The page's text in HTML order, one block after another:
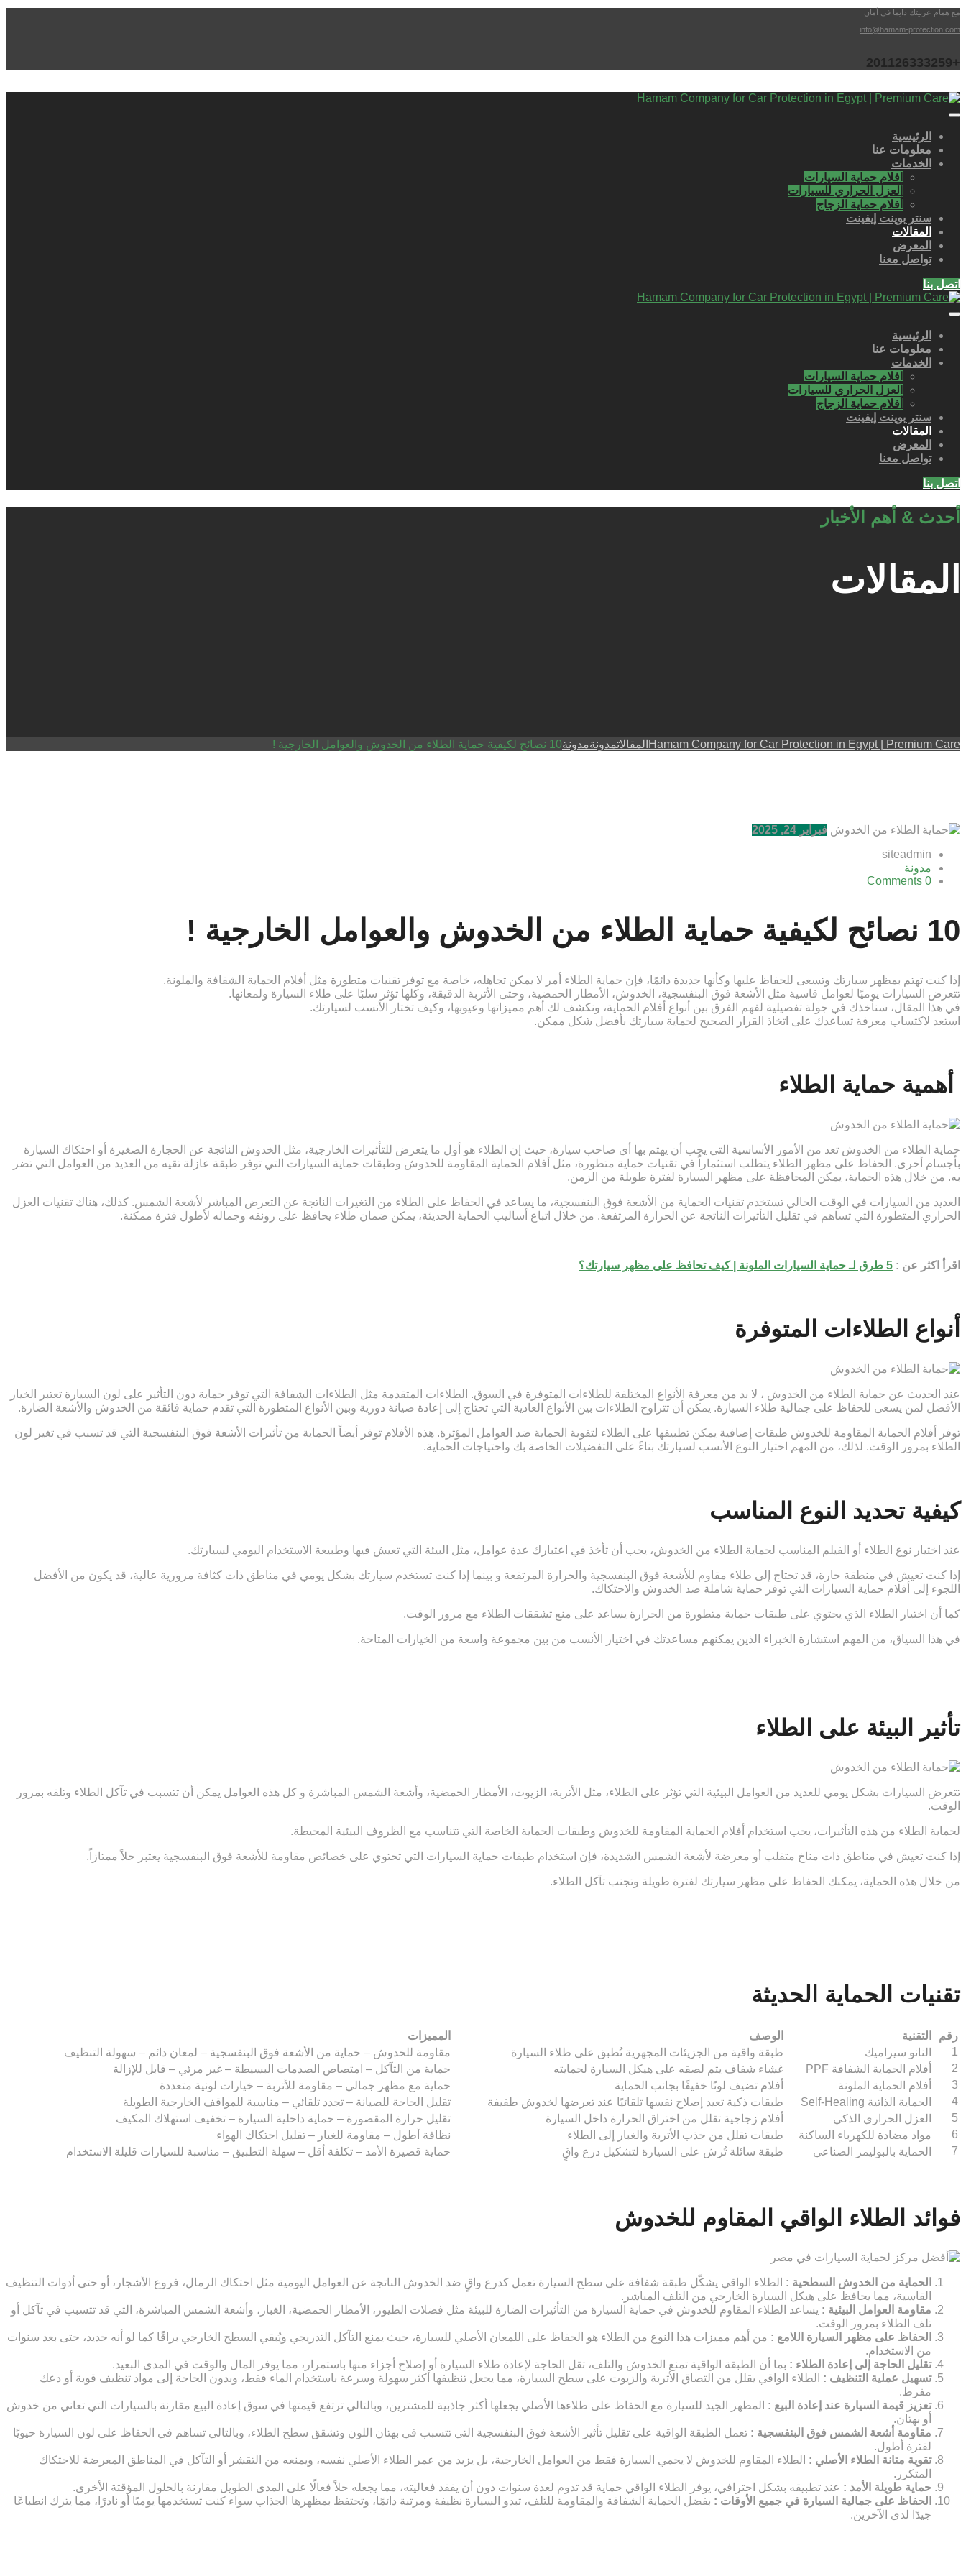
مع همام عربيتك دايما فى أمان
info@hamam-protection.com
+201126333259
الرئيسية
معلومات عنا
الخدمات
افلام حماية السيارات
العزل الحراري للسيارات
أفلام حماية الزجاج
سنتر بوينت إيفينت
المقالات
المعرض
تواصل معنا
اتصل بنا
الرئيسية
معلومات عنا
الخدمات
افلام حماية السيارات
العزل الحراري للسيارات
أفلام حماية الزجاج
سنتر بوينت إيفينت
المقالات
المعرض
تواصل معنا
اتصل بنا
أحدث & أهم الأخبار
المقالات
Hamam Company for Car Protection in Egypt | Premium Care المقالاتمدونةمدونة10 نصائح لكيفية حماية الطلاء من الخدوش والعوامل الخارجية !
فبراير 24, 2025
siteadmin
مدونة
0 Comments
10 نصائح لكيفية حماية الطلاء من الخدوش والعوامل الخارجية !
إذا كنت تهتم بمظهر سيارتك وتسعى للحفاظ عليها وكأنها جديدة دائمًا، فإن حماية الطلاء أمر لا يمكن تجاهله، خاصة مع توفر تقنيات متطورة مثل أفلام الحماية الشفافة والملونة.
تتعرض السيارات يوميًا لعوامل قاسية مثل الأشعة فوق البنفسجية، الخدوش، الأمطار الحمضية، وحتى الأتربة الدقيقة، وكلها تؤثر سلبًا على طلاء السيارة ولمعانها.
في هذا المقال، سنأخذك في جولة تفصيلية لفهم الفرق بين أنواع أفلام الحماية، ونكشف لك أهم مميزاتها وعيوبها، وكيف تختار الأنسب لسيارتك.
استعد لاكتساب معرفة تساعدك على اتخاذ القرار الصحيح لحماية سيارتك بأفضل شكل ممكن.
أهمية حماية الطلاء
حماية الطلاء من الخدوش تعد من الأمور الأساسية التي يجب أن يهتم بها أي صاحب سيارة، حيث إن الطلاء هو أول ما يتعرض للتأثيرات الخارجية، مثل الخدوش الناتجة عن الحجارة الصغيرة أو احتكاك السيارة
بأجسام أخرى. الحفاظ على مظهر الطلاء يتطلب استثماراً في تقنيات حماية متطورة، مثل أفلام الحماية المقاومة للخدوش وطبقات حماية السيارات التي توفر طبقة عازلة تقيه من العديد من العوامل التي تضر
به. من خلال هذه الحماية، يمكن المحافظة على مظهر السيارة لفترة طويلة من الزمن.
العديد من السيارات في الوقت الحالي تستخدم تقنيات الحماية من الأشعة فوق البنفسجية، ما يساعد في الحفاظ على الطلاء من التغيرات الناتجة عن التعرض المباشر لأشعة الشمس. كذلك، هناك تقنيات العزل
الحراري المتطورة التي تساهم في تقليل التأثيرات الناتجة عن الحرارة المرتفعة. من خلال اتباع أساليب الحماية الحديثة، يمكن ضمان طلاء يحافظ على رونقه وجماله لأطول فترة ممكنة.
اقرأ اكثر عن : 5 طرق لـ حماية السيارات الملونة | كيف تحافظ على مظهر سيارتك؟
أنواع الطلاءات المتوفرة
عند الحديث عن حماية الطلاء من الخدوش ، لا بد من معرفة الأنواع المختلفة للطلاءات المتوفرة في السوق. الطلاءات المتقدمة مثل الطلاءات الشفافة التي توفر حماية دون التأثير على لون السيارة تعتبر الخيار
الأفضل لمن يسعى للحفاظ على جمالية طلاء السيارة. يمكن أن تتراوح الطلاءات بين الأنواع العادية التي تحتاج إلى إعادة صيانة دورية وبين الأنواع المتطورة التي تقدم حماية فائقة من الخدوش والأشعة الضارة.
توفر أفلام الحماية المقاومة للخدوش طبقات إضافية يمكن تطبيقها على الطلاء لتقوية الحماية ضد العوامل المؤثرة. هذه الأفلام توفر أيضاً الحماية من تأثيرات الأشعة فوق البنفسجية التي قد تسبب في تغير لون
الطلاء بمرور الوقت. لذلك، من المهم اختيار النوع الأنسب لسيارتك بناءً على التفضيلات الخاصة بك واحتياجات الحماية.
كيفية تحديد النوع المناسب
عند اختيار نوع الطلاء أو الفيلم المناسب لحماية الطلاء من الخدوش، يجب أن تأخذ في اعتبارك عدة عوامل، مثل البيئة التي تعيش فيها وطبيعة الاستخدام اليومي لسيارتك.
إذا كنت تعيش في منطقة حارة، قد تحتاج إلى طلاء مقاوم للأشعة فوق البنفسجية والحرارة المرتفعة و بينما إذا كنت تستخدم سيارتك بشكل يومي في مناطق ذات كثافة مرورية عالية، قد يكون من الأفضل
اللجوء إلى أفلام حماية السيارات التي توفر حماية شاملة ضد الخدوش والاحتكاك.
كما أن اختيار الطلاء الذي يحتوي على طبقات حماية متطورة من الحرارة يساعد على منع تشققات الطلاء مع مرور الوقت.
في هذا السياق، من المهم استشارة الخبراء الذين يمكنهم مساعدتك في اختيار الأنسب من بين مجموعة واسعة من الخيارات المتاحة.
تأثير البيئة على الطلاء
تتعرض السيارات بشكل يومي للعديد من العوامل البيئية التي تؤثر على الطلاء، مثل الأتربة، الزيوت، الأمطار الحمضية، وأشعة الشمس المباشرة و كل هذه العوامل يمكن أن تتسبب في تآكل الطلاء وتلفه بمرور
الوقت.
لحماية الطلاء من هذه التأثيرات، يجب استخدام أفلام الحماية المقاومة للخدوش وطبقات الحماية الخاصة التي تتناسب مع الظروف البيئية المحيطة.
إذا كنت تعيش في مناطق ذات مناخ متقلب أو معرضة لأشعة الشمس الشديدة، فإن استخدام طبقات حماية السيارات التي تحتوي على خصائص مقاومة للأشعة فوق البنفسجية يعتبر حلاً ممتازاً.
من خلال هذه الحماية، يمكنك الحفاظ على مظهر سيارتك لفترة طويلة وتجنب تآكل الطلاء.
تقنيات الحماية الحديثة
رقم التقنية الوصف
المميزات
1
النانو سيراميك طبقة واقية من الجزيئات المجهرية تُطبق على طلاء السيارة
مقاومة للخدوش – حماية من الأشعة فوق البنفسجية – لمعان دائم – سهولة التنظيف
2
أفلام الحماية الشفافة PPF غشاء شفاف يتم لصقه على هيكل السيارة لحمايته
حماية من التآكل – امتصاص الصدمات البسيطة – غير مرئي – قابل للإزالة
3
أفلام الحماية الملونة أفلام تضيف لونًا خفيفًا بجانب الحماية
حماية مع مظهر جمالي – مقاومة للأتربة – خيارات لونية متعددة
4
الحماية الذاتية Self-Healing طبقات ذكية تعيد إصلاح نفسها تلقائيًا عند تعرضها لخدوش طفيفة
تقليل الحاجة للصيانة – تجدد تلقائي – مناسبة للمواقف الخارجية الطويلة
5
العزل الحراري الذكي أفلام زجاجية تقلل من اختراق الحرارة داخل السيارة
تقليل حرارة المقصورة – حماية داخلية السيارة – تخفيف استهلاك المكيف
6
مواد مضادة للكهرباء الساكنة طبقات تقلل من جذب الأتربة والغبار إلى الطلاء
نظافة أطول – مقاومة للغبار – تقليل احتكاك الهواء
7
الحماية بالبوليمر الصناعي طبقة سائلة تُرش على السيارة لتشكيل درع واقٍ حماية قصيرة الأمد – تكلفة أقل – سهلة التطبيق – مناسبة للسيارات قليلة الاستخدام
فوائد الطلاء الواقي المقاوم للخدوش
الحماية من الخدوش السطحية : الطلاء الواقي يشكّل طبقة شفافة على سطح السيارة تعمل كدرع واقٍ ضد الخدوش الناتجة عن العوامل اليومية مثل احتكاك الرمال، فروع الأشجار، أو حتى أدوات التنظيف
القاسية، مما يحافظ على هيكل السيارة الخارجي من التلف المباشر.
مقاومة العوامل البيئية : يساعد الطلاء المقاوم للخدوش في حماية السيارة من التأثيرات الضارة للبيئة مثل فضلات الطيور، الأمطار الحمضية، الغبار، وأشعة الشمس المباشرة، التي قد تتسبب في تآكل أو
تلف الطلاء بمرور الوقت.
الحفاظ على مظهر السيارة اللامع : من أهم مميزات هذا النوع من الطلاء هو الحفاظ على اللمعان الأصلي للسيارة، حيث يمنع التآكل التدريجي ويُبقي السطح الخارجي براقًا كما لو أنه جديد، حتى بعد سنوات
من الاستخدام.
تقليل الحاجة إلى إعادة الطلاء : بما أن الطبقة الواقية تمنع الخدوش والتلف، تقل الحاجة لإعادة طلاء السيارة أو إصلاح أجزاء منها باستمرار، مما يوفر المال والوقت في المدى البعيد.
تسهيل عملية التنظيف : الطلاء الواقي يقلل من التصاق الأتربة والزيوت على سطح السيارة، مما يجعل تنظيفها أكثر سهولة وسرعة باستخدام الماء فقط، وبدون الحاجة إلى مواد تنظيف قوية أو دعك
مفرط.
تعزيز قيمة السيارة عند إعادة البيع : المظهر الجيد للسيارة مع الحفاظ على طلاءها الأصلي يجعلها أكثر جاذبية للمشترين، وبالتالي ترتفع قيمتها في سوق إعادة البيع مقارنة بالسيارات التي تعاني من خدوش
أو بهتان.
مقاومة أشعة الشمس فوق البنفسجية : تعمل الطبقة الواقية على تقليل تأثير الأشعة فوق البنفسجية التي تتسبب في بهتان اللون وتشقق سطح الطلاء، وبالتالي تساهم في الحفاظ على لون السيارة حيويًا
لفترة أطول.
تقوية متانة الطلاء الأصلي : الطلاء المقاوم للخدوش لا يحمي السيارة فقط من العوامل الخارجية، بل يزيد من عمر الطلاء الأصلي نفسه، ويمنعه من التقشر أو التآكل في المناطق المعرضة للاحتكاك
المتكرر.
حماية طويلة الأمد : عند تطبيقه بشكل احترافي، يوفر الطلاء الواقي حماية قد تدوم لعدة سنوات دون أن يفقد فعاليته، مما يجعله حلاً فعالًا على المدى الطويل مقارنة بالحلول المؤقتة الأخرى.
الحفاظ على جمالية السيارة في جميع الأوقات : بفضل الحماية الشفافة والمقاومة للتلف، تبدو السيارة نظيفة ومرتبة دائمًا، وتحتفظ بمظهرها الجذاب سواء كنت تستخدمها يوميًا أو نادرًا، مما يترك انطباعًا
جيدًا لدى الآخرين.